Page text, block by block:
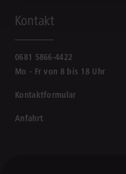
Kontakt
0681 5866-4422
Mo - Fr von 8 bis 18 Uhr
Kontaktformular
Anfahrt